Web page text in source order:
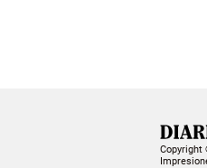
Copyright